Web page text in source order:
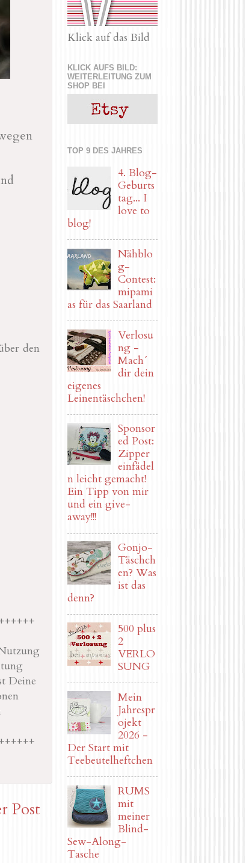
den
Deine
Post
Klick auf das Bild
KLICK AUFS BILD:
WEITERLEITUNG ZUM
SHOP BEI
TOP 9 DES JAHRES
4. Blog-
Geburts
tag... I
love to
blog!
Nähblo
g-
Contest:
mipami
as für das Saarland
Verlosu
ng -
Mach´
dir dein
eigenes
Leinentäschchen!
Sponsor
ed Post:
Zipper
einfädel
n leicht gemacht!
Ein Tipp von mir
und ein give-
away!!!
Gonjo-
Täschch
en? Was
ist das
denn?
500 plus
2
VERLO
SUNG
Mein
Jahrespr
ojekt
2026 -
Der Start mit
Teebeutelheftchen
RUMS
mit
meiner
Blind-
Sew-Along-
Tasche